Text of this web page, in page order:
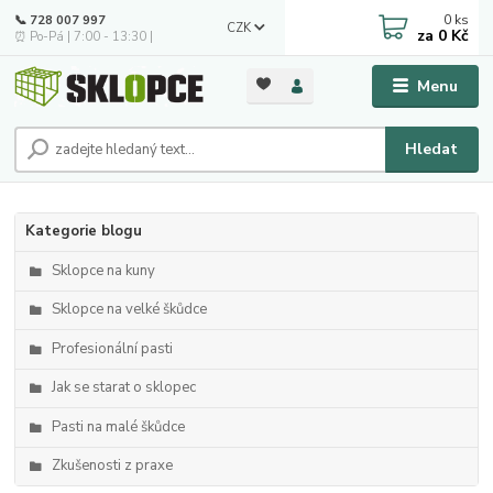
Menu
CZK
Hledat
📞 728 007 997
⏰ Po-Pá | 7:00 - 13:30 |
0 ks
za 0 Kč
Kategorie blogu
Sklopce na kuny
Sklopce na velké škůdce
Profesionální pasti
Jak se starat o sklopec
Pasti na malé škůdce
Zkušenosti z praxe